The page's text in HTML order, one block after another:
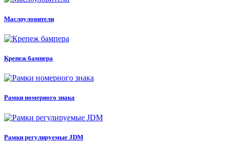
Маслоуловители
Крепеж бампера
Рамки номерного знака
Рамки регулируемые JDM